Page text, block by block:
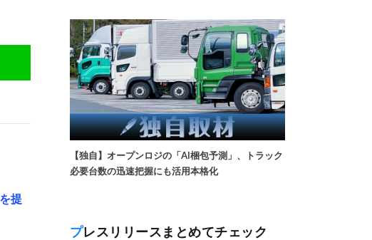
提
【独自】オープンロジの「AI梱包予測」、トラック
必要台数の迅速把握にも活用本格化
プレスリリースまとめてチェック